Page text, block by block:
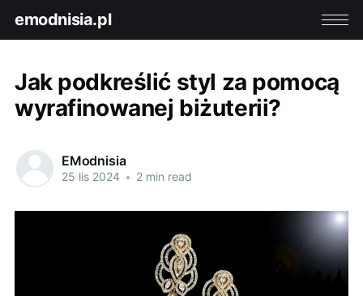
emodnisia.pl
Jak podkreślić styl za pomocą
wyrafinowanej biżuterii?
EModnisia
25 lis 2024 • 2 min read